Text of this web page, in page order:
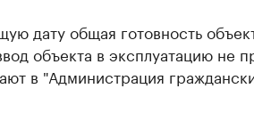
дату общая готовность
объекта в эксплуатацию не
в "Администрация